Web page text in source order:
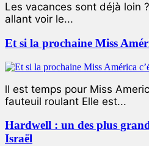
Les vacances sont déjà loin
allant voir le...
Et si la prochaine Miss
ll est temps pour Miss
fauteuil roulant Elle est...
Hardwell : un des plus
Israël